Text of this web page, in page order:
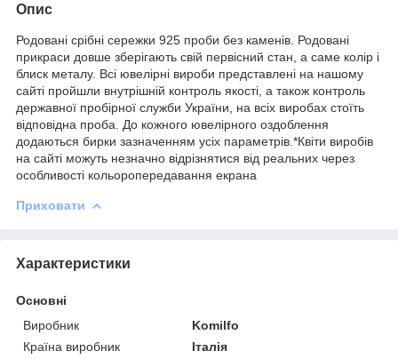
Опис
Родовані срібні сережки 925 проби без каменів. Родовані
прикраси довше зберігають свій первісний стан, а саме колір і
блиск металу. Всі ювелірні вироби представлені на нашому
сайті пройшли внутрішній контроль якості, а також контроль
державної пробірної служби України, на всіх виробах стоїть
відповідна проба. До кожного ювелірного оздоблення
додаються бирки зазначенням усіх параметрів.*Квіти виробів
на сайті можуть незначно відрізнятися від реальних через
особливості кольоропередавання екрана
Приховати
Характеристики
Основні
Виробник
Komilfo
Країна виробник
Італія